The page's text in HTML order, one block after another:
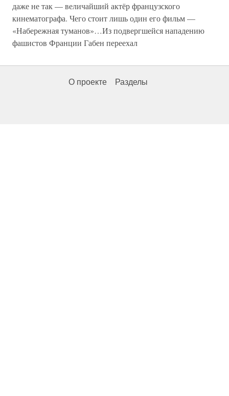
даже не так — величайший актёр французского
кинематографа. Чего стоит лишь один его фильм —
«Набережная туманов»…Из подвергшейся нападению
фашистов Франции Габен переехал
О проекте Разделы